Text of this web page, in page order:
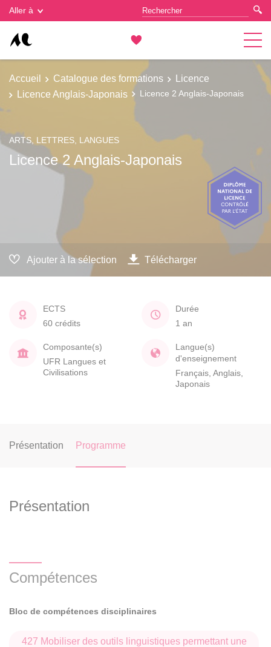
Aller à
Accueil Catalogue des formations
Licence
Licence Anglais-Japonais
Licence 2 Anglais-Japonais
ARTS, LETTRES, LANGUES
Licence 2 Anglais-Japonais
Ajouter à la sélection Télécharger
ECTS
60 crédits
Durée
1 an
Composante(s)
UFR Langues et
Civilisations
Langue(s)
d'enseignement
Français, Anglais,
Japonais
Présentation Programme
Présentation
Compétences
Bloc de compétences disciplinaires
427 Mobiliser des outils linguistiques permettant une
Gestion des cookies